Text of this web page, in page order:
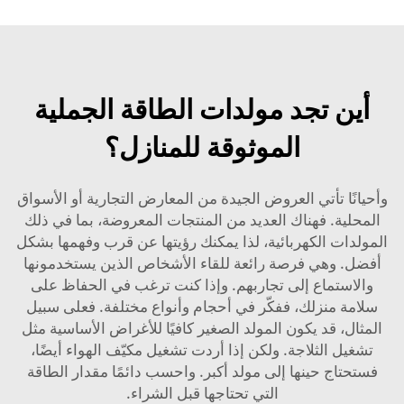
أين تجد مولدات الطاقة الجملية
الموثوقة للمنازل؟
وأحيانًا تأتي العروض الجيدة من المعارض التجارية أو الأسواق
المحلية. فهناك العديد من المنتجات المعروضة، بما في ذلك
المولدات الكهربائية، لذا يمكنك رؤيتها عن قرب وفهمها بشكل
أفضل. وهي فرصة رائعة للقاء الأشخاص الذين يستخدمونها
والاستماع إلى تجاربهم. وإذا كنت ترغب في الحفاظ على
سلامة منزلك، ففكّر في أحجام وأنواع مختلفة. فعلى سبيل
المثال، قد يكون المولد الصغير كافيًا للأغراض الأساسية مثل
تشغيل الثلاجة. ولكن إذا أردت تشغيل مكيّف الهواء أيضًا،
فستحتاج حينها إلى مولد أكبر. واحسب دائمًا مقدار الطاقة
التي تحتاجها قبل الشراء.